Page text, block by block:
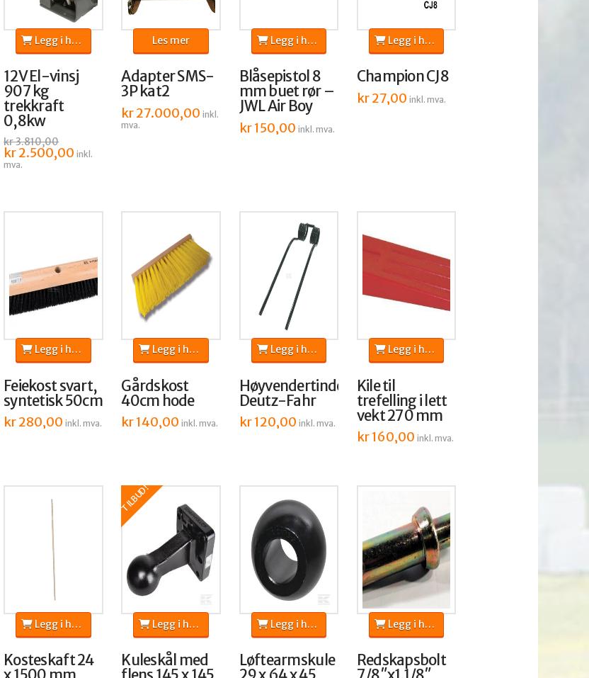
12V El-vinsj
907 kg
trekkraft
0,8kw
kr3.810,00
Opprinnelig
pris
var:
kr2.500,00 Nåværende
pris
inkl.
mva.
Legg i handlekurv
Adapter SMS-
3P kat2
kr27.000,00 inkl.
mva.
Les mer
Blåsepistol 8
mm buet rør –
JWL Air Boy
kr150,00 inkl. mva.
Legg i handlekurv
Champion CJ8
kr27,00 inkl. mva.
Legg i handlekurv
Feiekost svart,
syntetisk 50cm
kr280,00 inkl. mva.
Legg i handlekurv
Gårdskost
40cm hode
kr140,00 inkl. mva.
Legg i handlekurv
Høyvendertinde,
Deutz-Fahr
kr120,00 inkl. mva.
Legg i handlekurv
Kile til
trefelling i lett
vekt 270 mm
kr160,00 inkl. mva.
Legg i handlekurv
Kosteskaft 24
Legg i handlekurv
TILBUD!
Kuleskål med
Legg i handlekurv
Løftearmskule
Legg i handlekurv
Redskapsbolt
Legg i handlekurv